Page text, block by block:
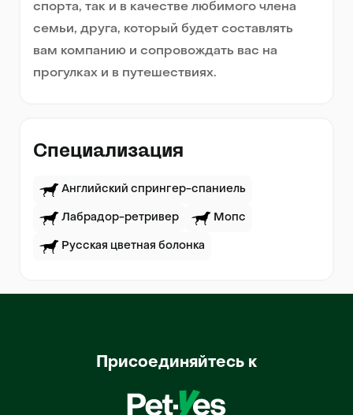
спорта, так и в качестве любимого члена
семьи, друга, который будет составлять
вам компанию и сопровождать вас на
прогулках и в путешествиях.
Специализация
Английский спрингер-спаниель
Лабрадор-ретривер Мопс
Русская цветная болонка
Присоединяйтесь к